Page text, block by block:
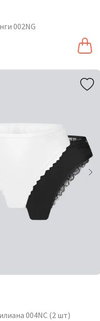
002NG
004NC (2 шт)